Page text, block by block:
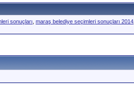
sonuçları maraş belediye seçimleri sonuçları 2014